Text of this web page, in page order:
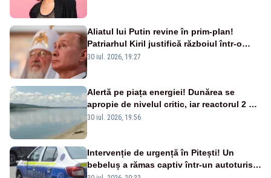
Aliatul lui Putin revine în prim-plan!
Patriarhul Kiril justifică războiul într-o
nouă carte
30 iul. 2026, 19:27
Alertă pe piața energiei! Dunărea se
apropie de nivelul critic, iar reactorul 2 de
la Cernavodă ar putea fi oprit
30 iul. 2026, 19:56
Intervenție de urgență în Pitești! Un
bebeluș a rămas captiv într-un autoturism